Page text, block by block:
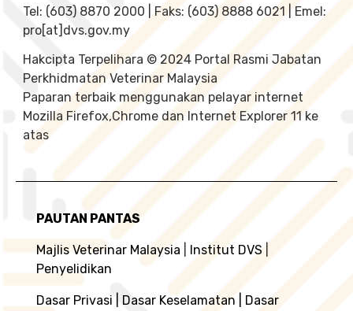
Tel: (603) 8870 2000 | Faks: (603) 8888 6021 | Emel:
pro[at]dvs.gov.my
Hakcipta Terpelihara © 2024 Portal Rasmi Jabatan
Perkhidmatan Veterinar Malaysia
Paparan terbaik menggunakan pelayar internet
Mozilla Firefox,Chrome dan Internet Explorer 11 ke
atas
PAUTAN PANTAS
Majlis Veterinar Malaysia Institut DVS
Penyelidikan
Dasar Privasi Dasar Keselamatan Dasar